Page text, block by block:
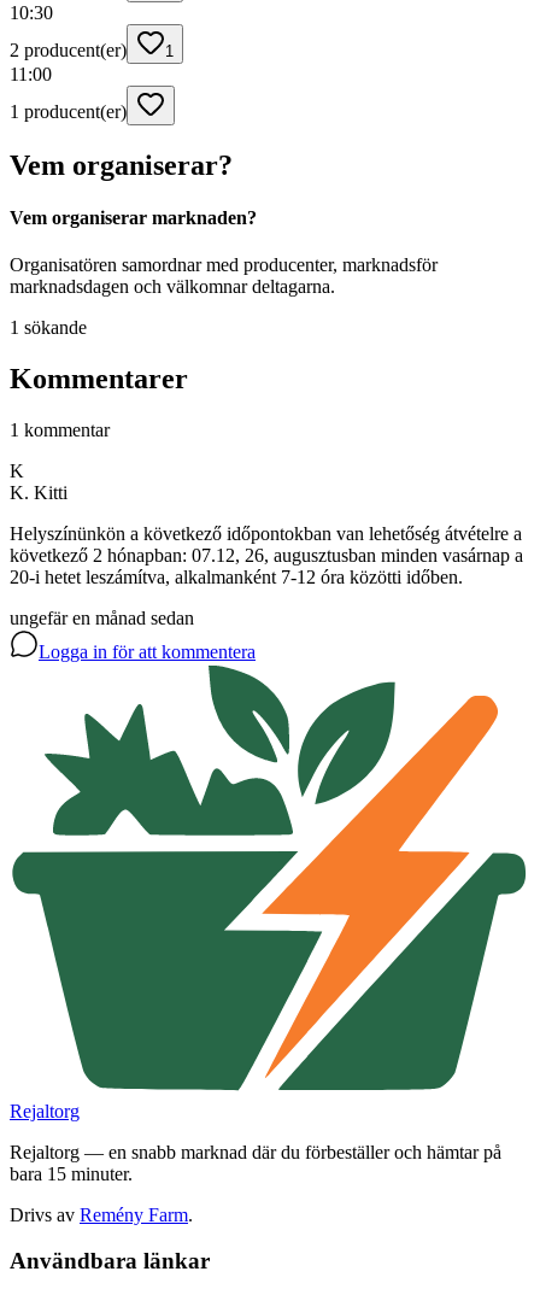
10:30
2 producent(er)
1
11:00
1 producent(er)
Vem organiserar?
Vem organiserar marknaden?
Organisatören samordnar med producenter, marknadsför
marknadsdagen och välkomnar deltagarna.
1 sökande
Kommentarer
1 kommentar
K
K. Kitti
Helyszínünkön a következő időpontokban van lehetőség átvételre a
következő 2 hónapban: 07.12, 26, augusztusban minden vasárnap a
20-i hetet leszámítva, alkalmanként 7-12 óra közötti időben.
ungefär en månad sedan
Logga in för att kommentera
Rejaltorg
Rejaltorg — en snabb marknad där du förbeställer och hämtar på
bara 15 minuter.
Drivs av Remény Farm.
Användbara länkar